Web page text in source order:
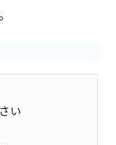
い